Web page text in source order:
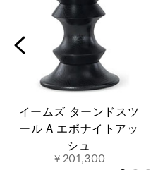
イームズ ターンドスツ
ール A エボナイトアッ
シュ
￥201,300